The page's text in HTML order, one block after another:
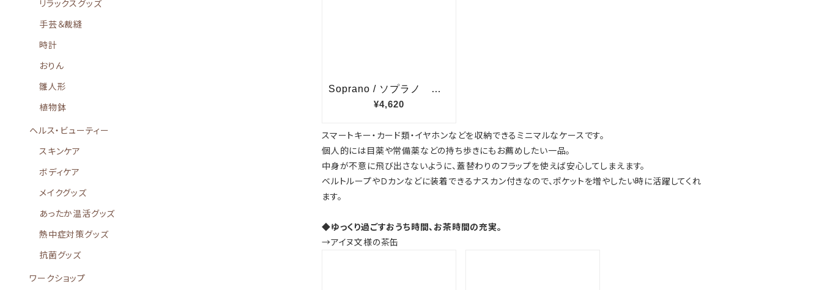
スマートキー・カード類・イヤホンなどを収納できるミニマルなケースです。
個人的には目薬や常備薬などの持ち歩きにもお薦めしたい一品。
中身が不意に飛び出さないように、蓋替わりのフラップを使えば安心してしまえます。
ベルトループやＤカンなどに装着できるナスカン付きなので、ポケットを増やしたい時に活躍してくれ
ます。
◆ゆっくり過ごすおうち時間、お茶時間の充実。
→アイヌ文様の茶缶
リラックスグッズ
手芸＆裁縫
時計
おりん
雛人形
植物鉢
ヘルス・ビューティー
スキンケア
ボディケア
メイクグッズ
あったか温活グッズ
熱中症対策グッズ
抗菌グッズ
ワークショップ